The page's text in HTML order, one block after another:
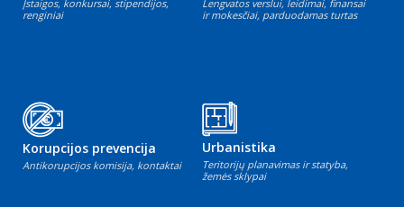
Įstaigos, konkursai, stipendijos,
renginiai
Lengvatos verslui, leidimai, finansai
ir mokesčiai, parduodamas turtas
Korupcijos prevencija
Antikorupcijos komisija, kontaktai
Urbanistika
Teritorijų planavimas ir statyba,
žemės sklypai